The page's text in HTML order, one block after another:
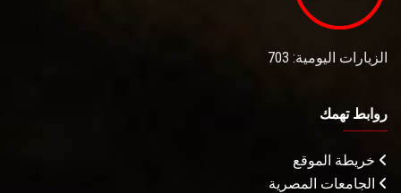
الزيارات اليومية: 703
روابط تهمك
خريطة الموقع
الجامعات المصرية